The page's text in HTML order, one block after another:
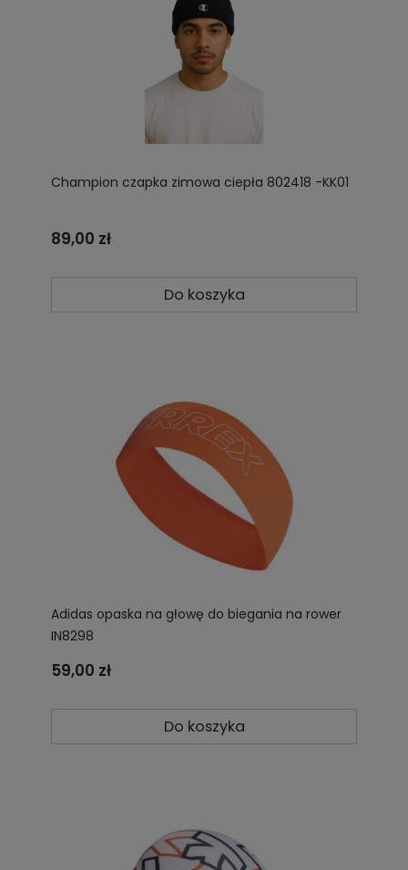
Champion czapka zimowa ciepła 802418 -KK01
89,00 zł
Do koszyka
Adidas opaska na głowę do biegania na rower
IN8298
59,00 zł
Do koszyka